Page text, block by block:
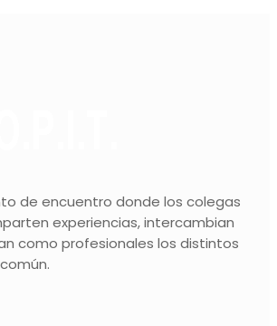
de encuentro donde los colegas
experiencias, intercambian
como profesionales los distintos